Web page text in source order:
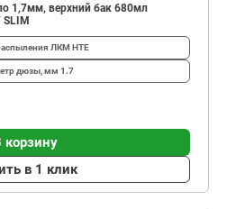
1,7мм, верхний бак 680мл
SLIM
ЛКМ HTE
дюзы, мм 1.7
корзину
в 1 клик